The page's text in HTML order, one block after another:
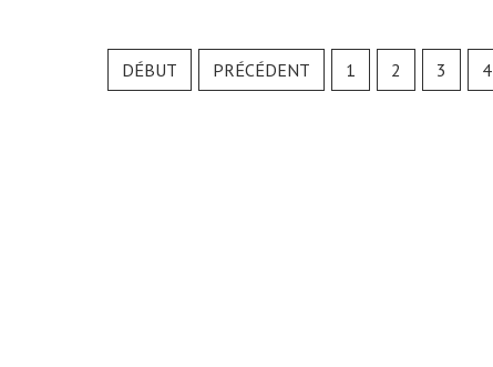
DÉBUT PRÉCÉDENT 1 2 3 4